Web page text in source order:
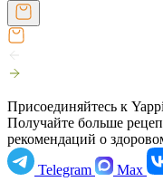
Присоединяйтесь к
Получайте больше
рекомендаций о
Telegram
Max